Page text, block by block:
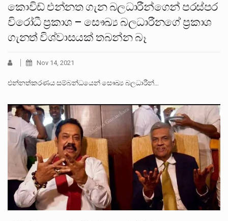
කොවිඩ් එන්නත ගැන බලධාරීන්ගෙන් පරස්පර
විරෝධී ප‍්‍රකාශ – සෞඛ්‍ය බලධාරීනගේ ප‍්‍රකාශ
ගැනත් විශ්වාසයක් තබන්න බෑ
Nov 14, 2021
එන්නත්කරණය සම්බන්ධයෙන් සෞඛ්‍ය බලධාරීන්…